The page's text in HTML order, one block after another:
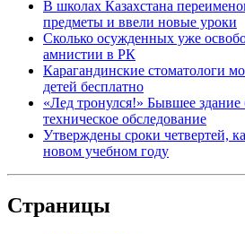
В школах Казахстана
предметы и ввели новые уроки
Сколько осужденных уже
амнистии в РК
Карагандинские стоматологи
детей бесплатно
«Лед тронулся!» Бывшее здание
техническое обследование
Утверждены сроки четвертей,
новом учебном году
Страницы